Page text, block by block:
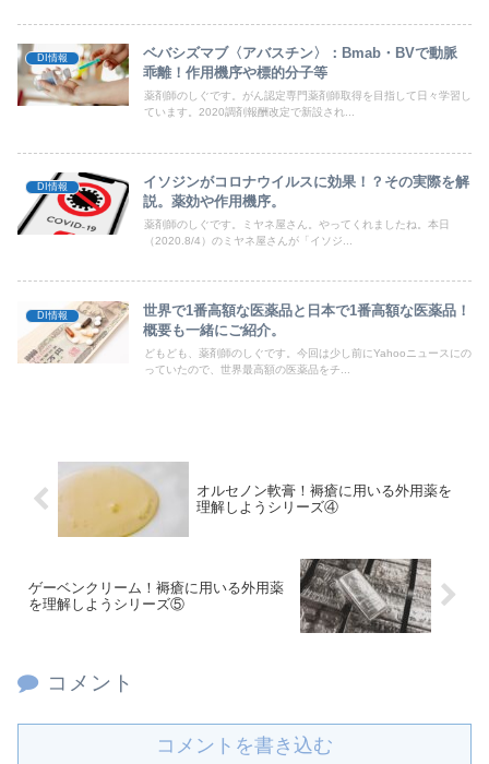
DI情報
ベバシズマブ〈アバスチン〉：Bmab・BVで動脈
乖離！作用機序や標的分子等
薬剤師のしぐです。がん認定専門薬剤師取得を目指して日々学習し
ています。2020調剤報酬改定で新設され...
DI情報
イソジンがコロナウイルスに効果！？その実際を解
説。薬効や作用機序。
薬剤師のしぐです。ミヤネ屋さん。やってくれましたね。本日
（2020.8/4）のミヤネ屋さんが「イソジ...
DI情報
世界で1番高額な医薬品と日本で1番高額な医薬品！
概要も一緒にご紹介。
どもども、薬剤師のしぐです。今回は少し前にYahooニュースにの
っていたので、世界最高額の医薬品をチ...
オルセノン軟膏！褥瘡に用いる外用薬を
理解しようシリーズ④
ゲーベンクリーム！褥瘡に用いる外用薬
を理解しようシリーズ⑤
コメント
コメントを書き込む